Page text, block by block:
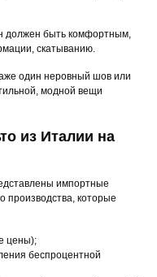
должен быть комфортным,
скатыванию.
один неровный шов или
модной вещи
из Италии на
импортные
производства, которые
цены);
беспроцентной